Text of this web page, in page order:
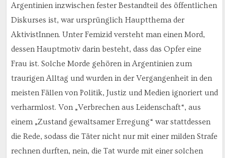
Argentinien inzwischen fester Bestandteil des öffentlichen
Diskurses ist, war ursprünglich Hauptthema der
AktivistInnen. Unter Femizid versteht man einen Mord,
dessen Hauptmotiv darin besteht, dass das Opfer eine
Frau ist. Solche Morde gehören in Argentinien zum
traurigen Alltag und wurden in der Vergangenheit in den
meisten Fällen von Politik, Justiz und Medien ignoriert und
verharmlost. Von „Verbrechen aus Leidenschaft“, aus
einem „Zustand gewaltsamer Erregung“ war stattdessen
die Rede, sodass die Täter nicht nur mit einer milden Strafe
rechnen durften, nein, die Tat wurde mit einer solchen